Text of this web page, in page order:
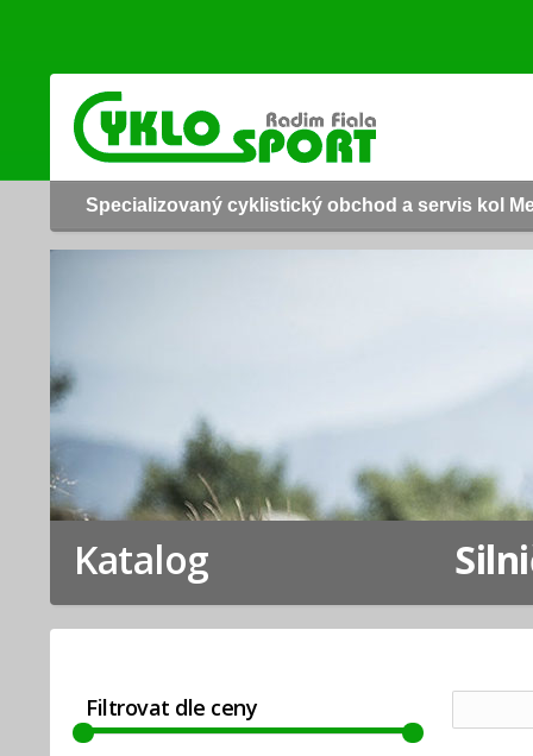
Specializovaný cyklistický obchod a servis kol
Katalog
Filtrovat dle ceny